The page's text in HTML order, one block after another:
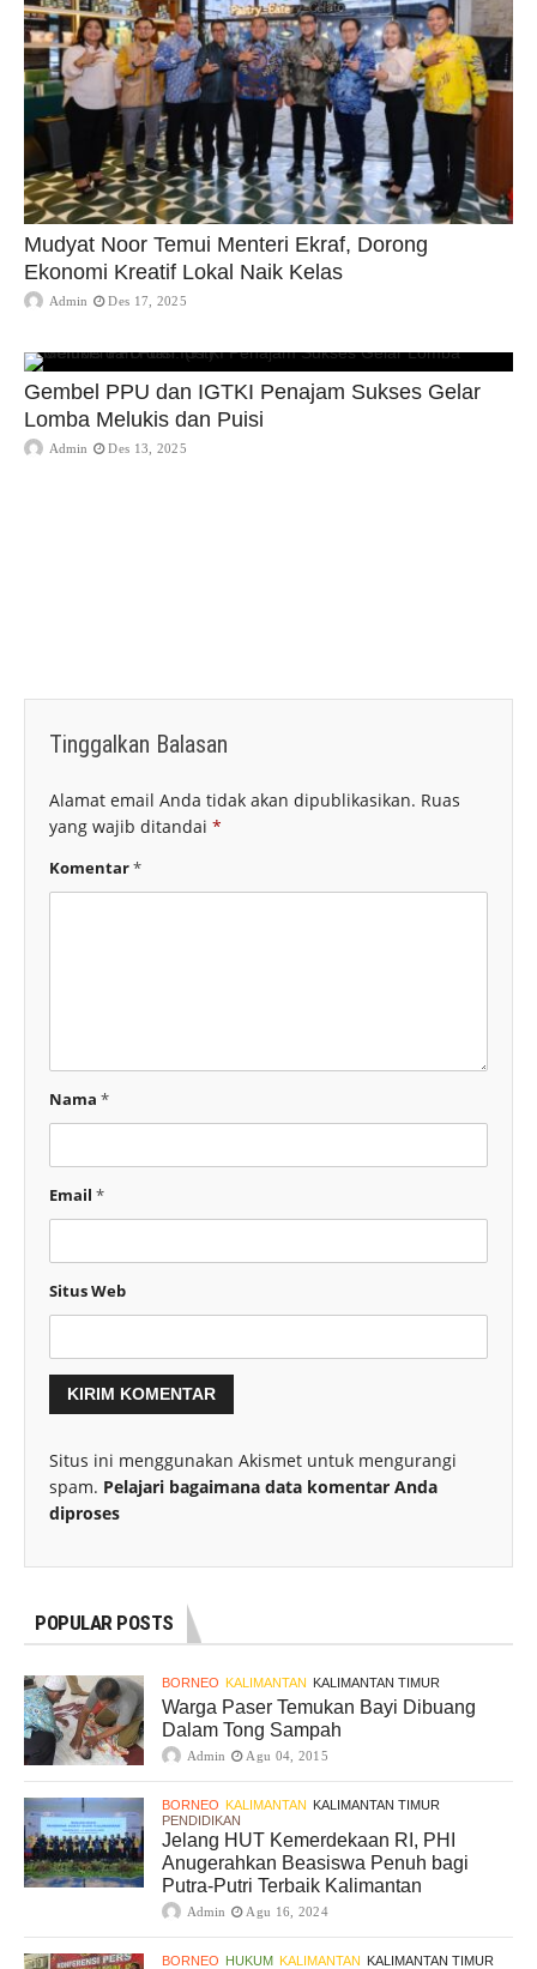
Mudyat Noor Temui Menteri Ekraf, Dorong
Ekonomi Kreatif Lokal Naik Kelas
Admin Des 17, 2025
Gembel PPU dan IGTKI Penajam Sukses Gelar
Lomba Melukis dan Puisi
Admin Des 13, 2025
Tinggalkan Balasan
Alamat email Anda tidak akan dipublikasikan. Ruas
yang wajib ditandai *
Komentar*
Nama *
Email *
Situs Web
Situs ini menggunakan Akismet untuk mengurangi
spam. Pelajari bagaimana data komentar Anda
diproses
POPULAR POSTS
BORNEO KALIMANTAN KALIMANTAN TIMUR
Warga Paser Temukan Bayi Dibuang
Dalam Tong Sampah
Admin Agu 04, 2015
BORNEO KALIMANTAN KALIMANTAN TIMUR
PENDIDIKAN
Jelang HUT Kemerdekaan RI, PHI
Anugerahkan Beasiswa Penuh bagi
Putra-Putri Terbaik Kalimantan
Admin Agu 16, 2024
BORNEO HUKUM KALIMANTAN KALIMANTAN TIMUR